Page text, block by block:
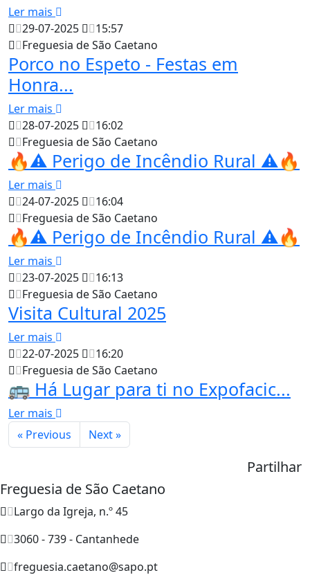
Ler mais
29-07-2025
15:57
Freguesia de São Caetano
Porco no Espeto - Festas em
Honra...
Ler mais
28-07-2025
16:02
Freguesia de São Caetano
🔥⚠️ Perigo de Incêndio Rural ⚠️🔥
Ler mais
24-07-2025
16:04
Freguesia de São Caetano
🔥⚠️ Perigo de Incêndio Rural ⚠️🔥
Ler mais
23-07-2025
16:13
Freguesia de São Caetano
Visita Cultural 2025
Ler mais
22-07-2025
16:20
Freguesia de São Caetano
🚌 Há Lugar para ti no Expofacic...
Ler mais
« Previous
Next »
Partilhar
Freguesia de São Caetano
Largo da Igreja, n.º 45
3060 - 739 - Cantanhede
freguesia.caetano@sapo.pt